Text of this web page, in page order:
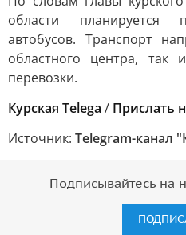
области
автобусов. Транспорт
областного центра,
перевозки.
Курская Telega / Прислать
Источник: Telegram-канал
Подписывайтесь на